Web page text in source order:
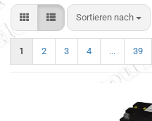
Sortieren nach
1 2 3 4 ... 39